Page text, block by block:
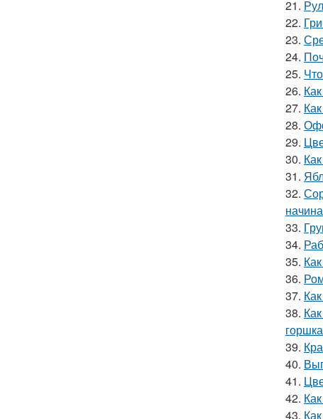
21.
22.
23.
24.
25.
26.
27.
28.
29.
30.
31.
32.
33.
34.
35.
36.
37.
38.
39.
40.
41.
42.
43.